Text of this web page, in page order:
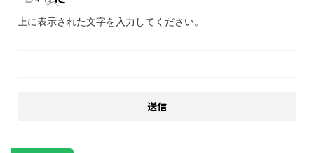
上に表示された文字を入力してください。